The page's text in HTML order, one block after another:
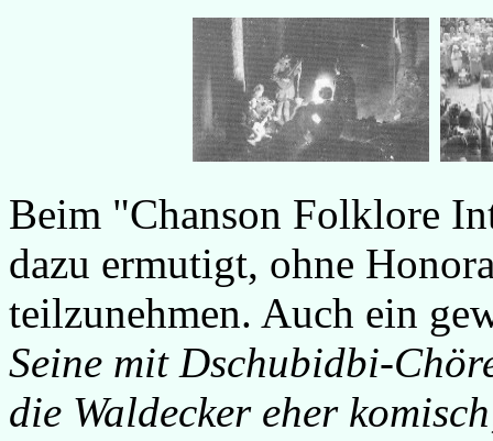
Beim "Chanson Folklore
dazu ermutigt, ohne
teilzunehmen. Auch ein
Seine mit Dschubidbi-
die Waldecker eher